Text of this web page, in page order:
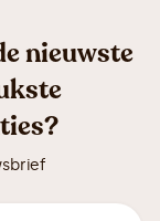
nieuwste